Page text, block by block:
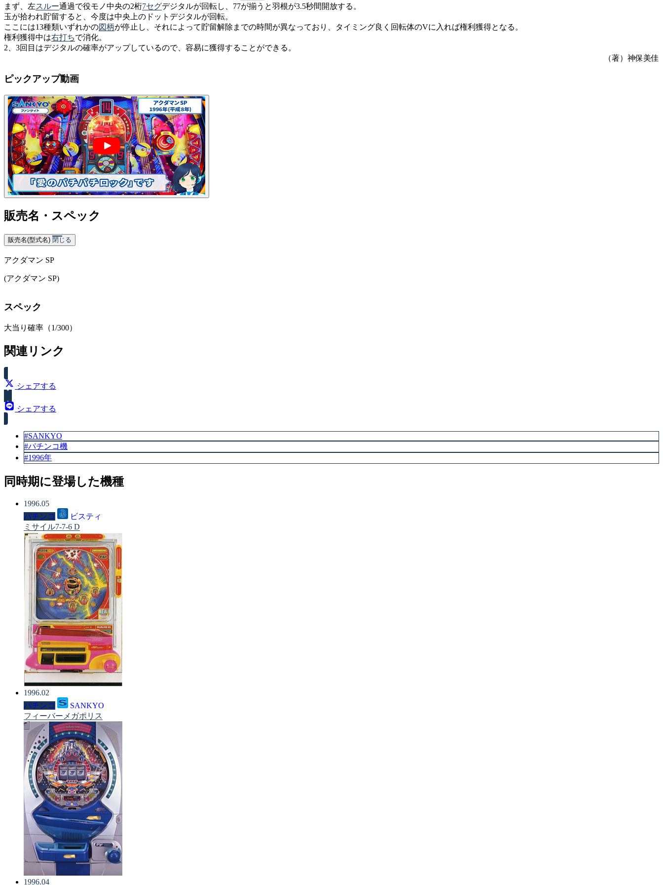
まず、左スルー通過で役モノ中央の2桁7セグデジタルが回転し、77が揃うと羽根が3.5秒間開放する。
玉が拾われ貯留すると、今度は中央上のドットデジタルが回転。
ここには13種類いずれかの図柄が停止し、それによって貯留解除までの時間が異なっており、タイミング良く回転体のVに入れば権利獲得となる。
権利獲得中は右打ちで消化。
2、3回目はデジタルの確率がアップしているので、容易に獲得することができる。
（著）神保美佳
ピックアップ動画
販売名・スペック
販売名(型式名) 閉じる
アクダマン SP
(アクダマン SP)
スペック
大当り確率（1/300）
関連リンク
シェアする
シェアする
#SANKYO
#パチンコ機
#1996年
同時期に登場した機種
1996.05
パチンコ
ビスティ
ミサイル7-7-6 D
1996.02
パチンコ
SANKYO
フィーバーメガポリス
1996.04